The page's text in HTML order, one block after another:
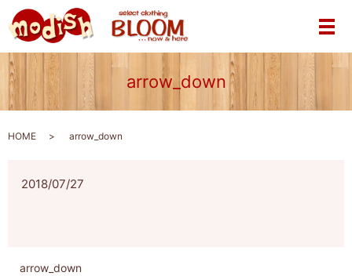
メ
arrow_down
HOME arrow_down
2018/07/27
arrow_down